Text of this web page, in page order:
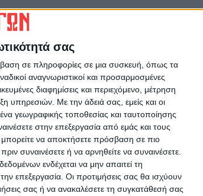
σας
σε πληροφορίες σε μια συσκευή, όπως τα
αναγνωριστικοί και προσαρμοσμένες
διαφημίσεις και περιεχόμενο, μέτρηση
υπηρεσιών. Με την άδειά σας, εμείς και οι
γεωγραφικής τοποθεσίας και ταυτοποίησης
στην επεξεργασία από εμάς και τους
να αποκτήσετε πρόσβαση σε πιο
συναινέσετε ή να αρνηθείτε να συναινέσετε.
ενδέχεται να μην απαιτεί τη
επεξεργασία. Οι προτιμήσεις σας θα ισχύουν
σας ή να ανακαλέσετε τη συγκατάθεσή σας
τη
Δευτέρα 20/9
Ρήξη στις λαϊκές
8 Αυγούστου 2026, 10:49